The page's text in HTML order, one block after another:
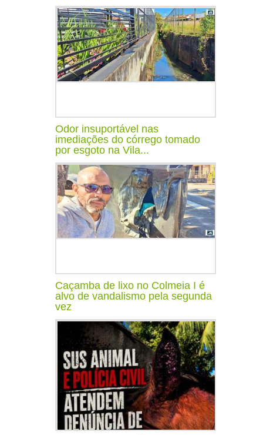
Odor insuportável nas
imediações do córrego tomado
por esgoto na Vila...
Caçamba de lixo no Colmeia I é
alvo de vandalismo pela segunda
vez